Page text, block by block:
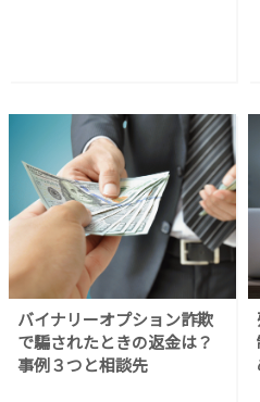
バイナリーオプション詐欺
で騙されたときの返金は？
事例３つと相談先